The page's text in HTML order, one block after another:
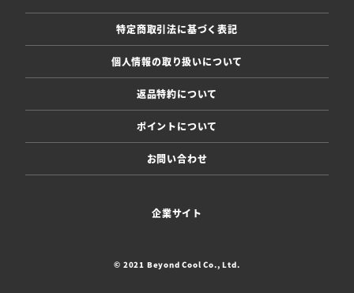
特定商取引法に基づく表記
個人情報の取り扱いについて
返品特約について
ポイントについて
お問い合わせ
企業サイト
© 2021 Beyond Cool Co., Ltd.